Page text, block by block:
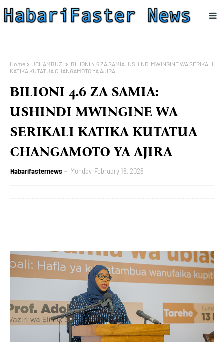
Home UCHAMBUZI
BILIONI 4.6 ZA SAMIA: USHINDI MWINGINE WA SERIKALI
KATIKA KUTATUA CHANGAMOTO YA AJIRA
BILIONI 4.6 ZA SAMIA:
USHINDI MWINGINE WA
SERIKALI KATIKA KUTATUA
CHANGAMOTO YA AJIRA
Habarifasternews Monday, February 16, 2026